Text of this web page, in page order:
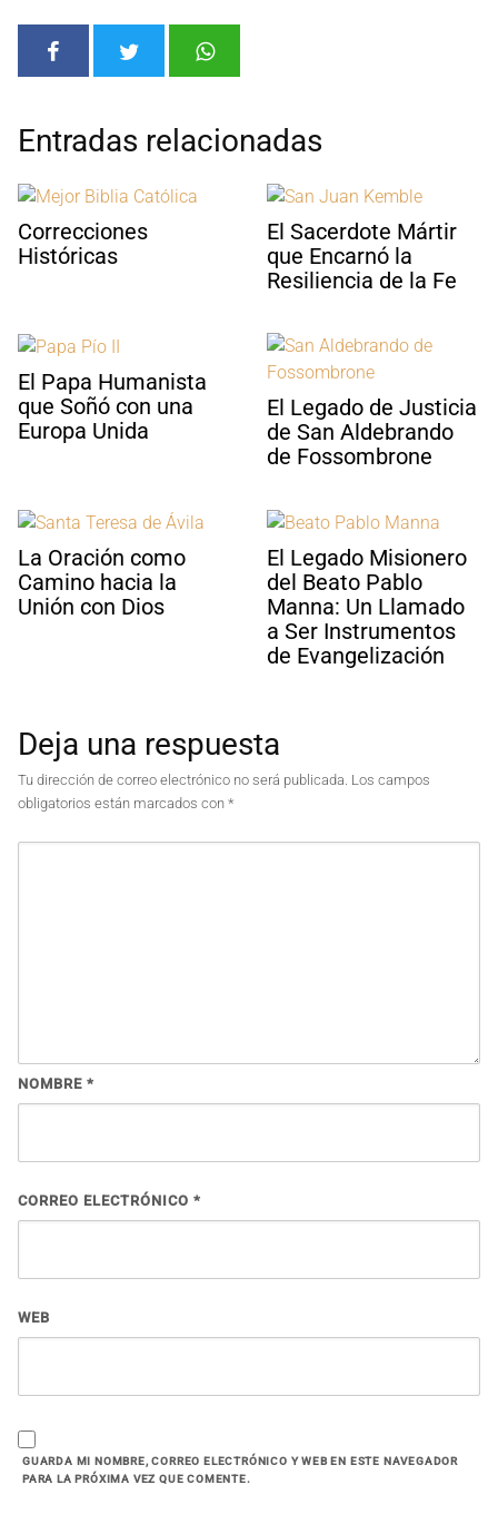
Entradas relacionadas
Correcciones
Históricas
El Sacerdote Mártir
que Encarnó la
Resiliencia de la Fe
El Papa Humanista
que Soñó con una
Europa Unida
El Legado de Justicia
de San Aldebrando
de Fossombrone
La Oración como
Camino hacia la
Unión con Dios
El Legado Misionero
del Beato Pablo
Manna: Un Llamado
a Ser Instrumentos
de Evangelización
Deja una respuesta
Tu dirección de correo electrónico no será publicada. Los campos
obligatorios están marcados con *
NOMBRE *
CORREO ELECTRÓNICO *
WEB
GUARDA MI NOMBRE, CORREO ELECTRÓNICO Y WEB EN ESTE NAVEGADOR
PARA LA PRÓXIMA VEZ QUE COMENTE.